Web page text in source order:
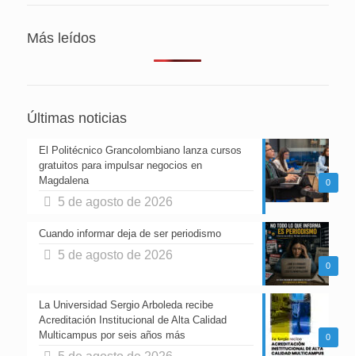
Más leídos
Últimas noticias
0
El Politécnico Grancolombiano lanza cursos
gratuitos para impulsar negocios en
Magdalena
5 de agosto de 2026
0
Cuando informar deja de ser periodismo
5 de agosto de 2026
0
La Universidad Sergio Arboleda recibe
Acreditación Institucional de Alta Calidad
Multicampus por seis años más